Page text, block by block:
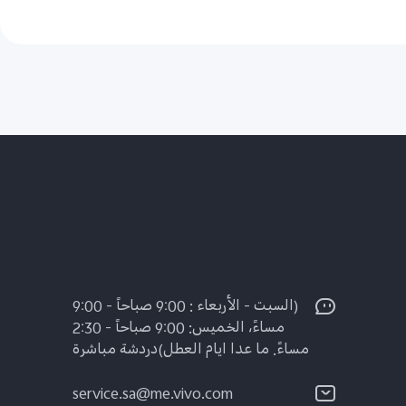
(السبت - الأربعاء : 9:00 صباحاً - 9:00
مساءً، الخميس: 9:00 صباحاً - 2:30
مساءً. ما عدا ايام العطل)دردشة مباشرة
service.sa@me.vivo.com